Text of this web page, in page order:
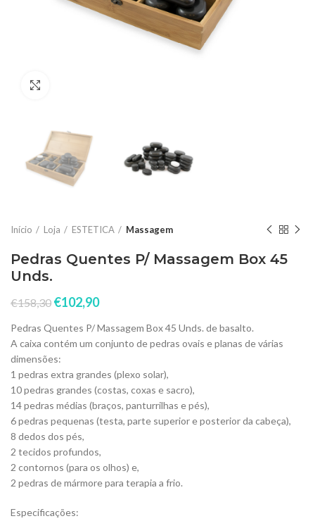
Início Loja ESTETICA Massagem
Pedras Quentes P/ Massagem Box 45
Unds.
€158,30 €102,90
Pedras Quentes P/ Massagem Box 45 Unds. de basalto.
A caixa contém um conjunto de pedras ovais e planas de várias
dimensões:
1 pedras extra grandes (plexo solar),
10 pedras grandes (costas, coxas e sacro),
14 pedras médias (braços, panturrilhas e pés),
6 pedras pequenas (testa, parte superior e posterior da cabeça),
8 dedos dos pés,
2 tecidos profundos,
2 contornos (para os olhos) e,
2 pedras de mármore para terapia a frio.
Especificações: